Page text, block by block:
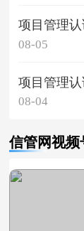
项目管理认
08-05
项目管理认
08-04
信管网视频